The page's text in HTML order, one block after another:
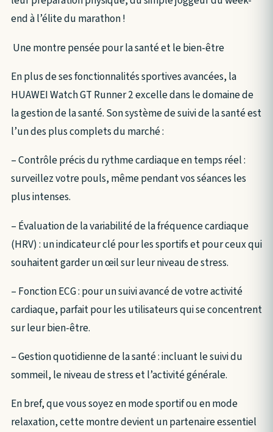
end à l’élite du marathon !
Une montre pensée pour la santé et le bien-être
En plus de ses fonctionnalités sportives avancées, la
HUAWEI Watch GT Runner 2 excelle dans le domaine de
la gestion de la santé. Son système de suivi de la santé est
l’un des plus complets du marché :
– Contrôle précis du rythme cardiaque en temps réel :
surveillez votre pouls, même pendant vos séances les
plus intenses.
– Évaluation de la variabilité de la fréquence cardiaque
(HRV) : un indicateur clé pour les sportifs et pour ceux qui
souhaitent garder un œil sur leur niveau de stress.
– Fonction ECG : pour un suivi avancé de votre activité
cardiaque, parfait pour les utilisateurs qui se concentrent
sur leur bien-être.
– Gestion quotidienne de la santé : incluant le suivi du
sommeil, le niveau de stress et l’activité générale.
En bref, que vous soyez en mode sportif ou en mode
relaxation, cette montre devient un partenaire essentiel